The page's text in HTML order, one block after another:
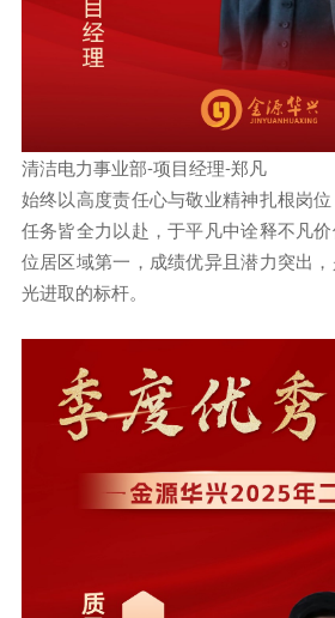
清洁电力事业部-项目经理-郑凡
始终以高度责任心与敬业精神扎根岗
任务皆全力以赴，于平凡中诠释不凡
位居区域第一，成绩优异且潜力突出
光进取的标杆。